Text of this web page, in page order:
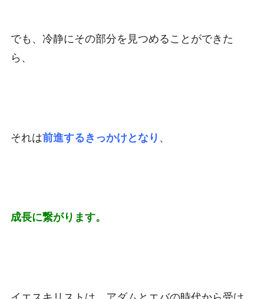
でも、冷静にその部分を見つめることができた
ら、
それは前進するきっかけとなり 、
成長に繋がります。